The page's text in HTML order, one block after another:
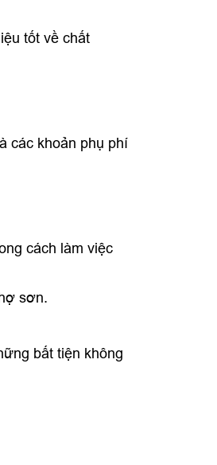
tốt về chất
các khoản phụ phí
cách làm việc
sơn.
bất tiện không